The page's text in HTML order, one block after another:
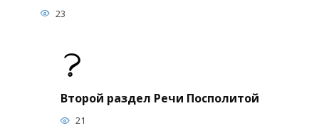
23
Второй раздел Речи Посполитой
21